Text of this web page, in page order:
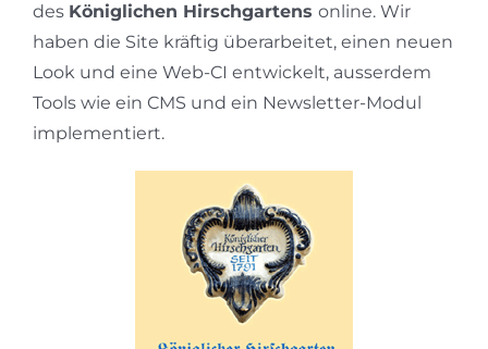
des Königlichen Hirschgartens online. Wir
haben die Site kräftig überarbeitet, einen neuen
Look und eine Web-CI entwickelt, ausserdem
Tools wie ein CMS und ein Newsletter-Modul
implementiert.